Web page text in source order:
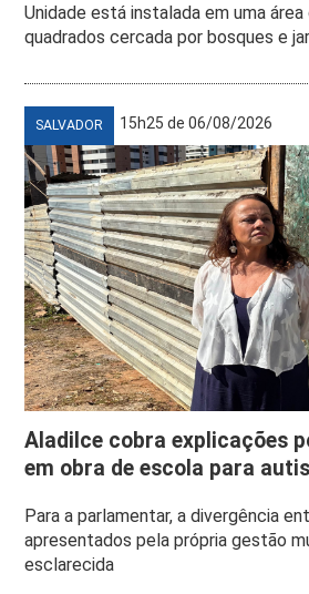
Unidade está instalada em uma
quadrados cercada por bosques e
SALVADOR 15h25 de 06/08/2026
Aladilce cobra explicações
em obra de escola para
Para a parlamentar, a divergência
apresentados pela própria gestão
esclarecida